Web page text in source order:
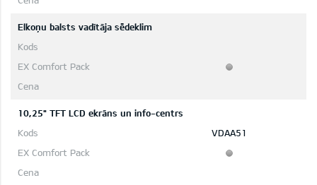
Elkoņu balsts vadītāja sēdeklim
10,25" TFT LCD ekrāns un info-centrs
VDAA51